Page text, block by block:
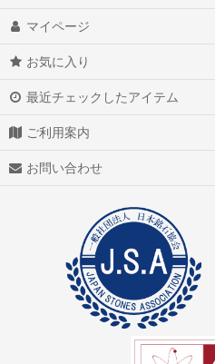
マイページ
お気に入り
最近チェックしたアイテム
ご利用案内
お問い合わせ